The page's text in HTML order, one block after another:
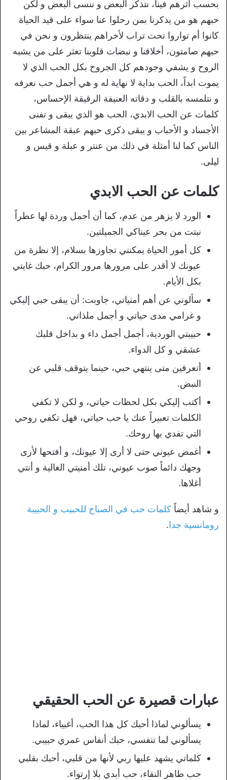
بحسب أثرهم فينا، نتذكر البعض و ننسى البعض و لكن
حبهم هو من يذكرنا بمن رحلوا عنا سواء على قيد الحياة
كانوا أم تواروا تحت تراب لأخراهم ينتظرون و نحن في
حبهم صامتون، أخلاقنا و نبضات قلوبنا تعثر على من يشبه
الروح و يشفي وجودهم كل الجروح بكل الحب الذي لا
يموت ابداً، الحب بداية لا نهاية له و هي أجمل حب نعرفه
و نتلمسه بالقلب و دقاته العنيفة الرقيقة الإحساس،
كلمات عن الحب الابدي، الحب هو الذي يبقى و تفنى
الأجساد و الأحباب و يبقى ذكرى حبهم عبقة المشاعر بين
الناس كما لنا أمثلة في ذلك من عنتر و عبلة و قيس و
ليلى.
كلمات عن الحب الابدي
الورد لا يزهر من عدم، كما أن أجمل وردة لها عطراً
نبتت من بحر عيناكي الجميلتين.
كل أمور الحياة يمكنني تجاوزها بسلام، إلا نظرة من
عيونك لا أقدر على مرورها مرور الكرام، حبك غايتي
بكل الأيام.
سألوني عن أهم أمنياتي، جاوبت: أن يبقى حبي إليكي
و غرامي مدى حياتي و أجمل ملذاتي.
حبيبتي الوردية، أجمل أجمل داء و بداخل قلبك
عشقي و كل الدواء.
أتعرفين متى ينتهي حبي، حينما يتوقف قلبي عن
النبض.
أكتب إليكي بكل لحظات حياتي، و لكن لا تكفي
الكلمات تعبيراً عنك يا حب حياتي، فهل تكفي روحي
التي تفدي بها روحك.
أغمض عيوني حتى لا أرى إلا عيونك، و أفتحها لأرى
وجهك دائماً صوب عيوني، تلك أمنيتي الغالية و أنتي
أغلاها.
و شاهد أيضاً كلمات حب في الصباح للحبيب و الحبيبة
رومانسية جدا.
عبارات قصيرة عن الحب الحقيقي
يسألوني لماذا أحبك كل هذا الحب، أغبياء، لماذا
يسألوني لما تنفسي، حبك أنفاس عمري حبيبي.
كلماتي يشهد عليها ربي لأنها من قلبي، أحبك بقلبي
حب طاهر النقاء، حب أبدي بلا إرتواء.